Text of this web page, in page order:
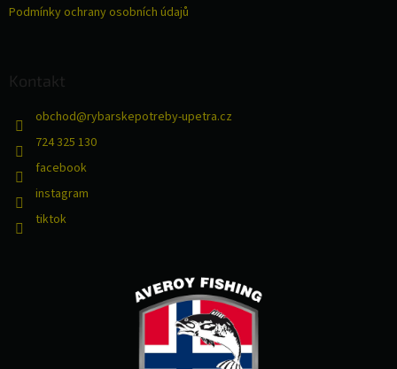
Podmínky ochrany osobních údajů
Kontakt
obchod@rybarskepotreby-upetra.cz
724 325 130
facebook
instagram
tiktok